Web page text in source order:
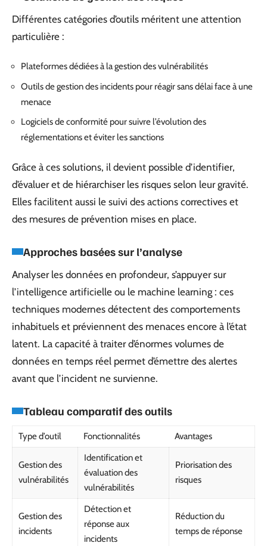
Différentes catégories d’outils méritent une attention
particulière :
Plateformes dédiées à la gestion des vulnérabilités
Outils de gestion des incidents pour réagir sans délai face à une
menace
Logiciels de conformité pour suivre l’évolution des
réglementations et éviter les sanctions
Grâce à ces solutions, il devient possible d’identifier,
d’évaluer et de hiérarchiser les risques selon leur gravité.
Elles facilitent aussi le suivi des actions correctives et
des mesures de prévention mises en place.
Approches basées sur l’analyse
Analyser les données en profondeur, s’appuyer sur
l’intelligence artificielle ou le machine learning : ces
techniques modernes détectent des comportements
inhabituels et préviennent des menaces encore à l’état
latent. La capacité à traiter d’énormes volumes de
données en temps réel permet d’émettre des alertes
avant que l’incident ne survienne.
Tableau comparatif des outils
Type d’outil Fonctionnalités Avantages
Gestion des
vulnérabilités
Identification et
évaluation des
vulnérabilités
Priorisation des
risques
Gestion des
incidents
Détection et
réponse aux
incidents
Réduction du
temps de réponse